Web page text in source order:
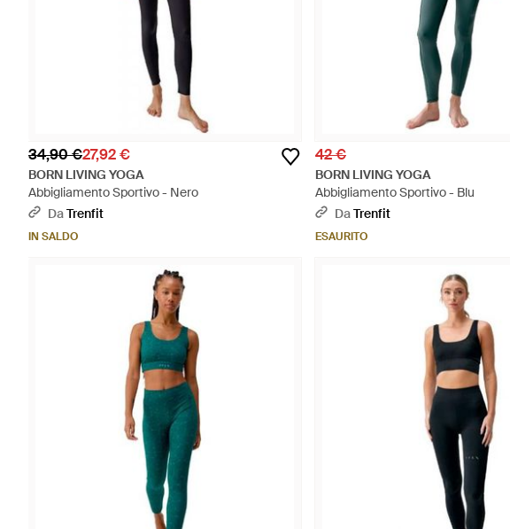
34,90 €27,92 €
BORN LIVING YOGA
Abbigliamento Sportivo - Nero
DaTrenfit
IN SALDO
42 €
BORN LIVING YOGA
Abbigliamento Sportivo - Blu
DaTrenfit
ESAURITO